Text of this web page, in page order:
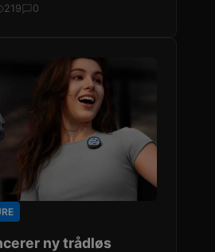
219 0
ny trådløs